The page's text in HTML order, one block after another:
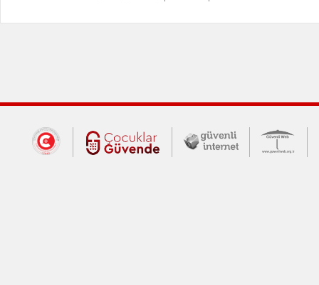
Dış Bağlantılar
Cumhurbaşkanlığı İletişim Merkezi
Çocuklar Güvende (yeni
Güvenli